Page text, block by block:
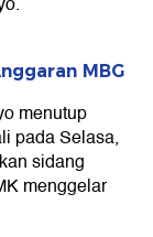
MBG
menutup
pada Selasa,
sidang
menggelar